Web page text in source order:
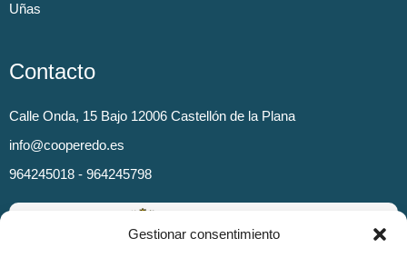
Gestionar consentimiento
Uñas
Contacto
Calle Onda, 15 Bajo 12006 Castellón de la Plana
info@cooperedo.es
964245018 - 964245798